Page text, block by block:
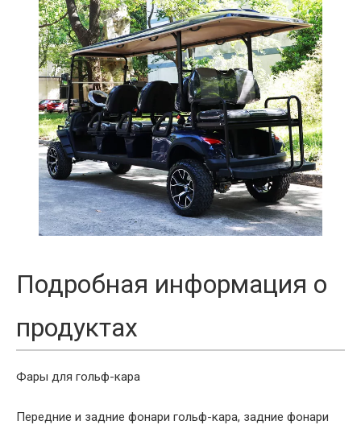
Подробная информация о
продуктах
Фары для гольф-кара
Передние и задние фонари гольф-кара, задние фонари